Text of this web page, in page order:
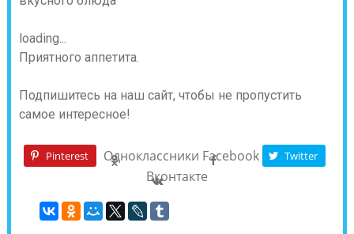
loading...
Приятного аппетита.
Подпишитесь на наш сайт, чтобы не пропустить
самое интересное!
Pinterest Одноклассники Facebook Twitter
Вконтакте